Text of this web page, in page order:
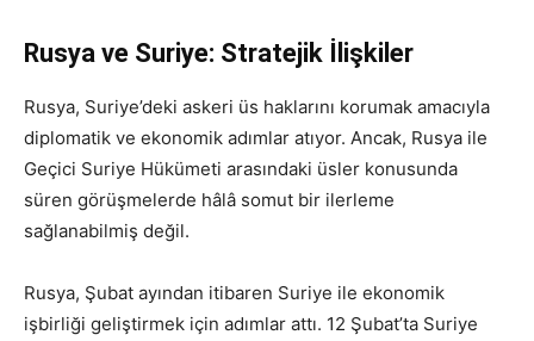
Rusya ve Suriye: Stratejik İlişkiler
Rusya, Suriye’deki askeri üs haklarını korumak amacıyla
diplomatik ve ekonomik adımlar atıyor. Ancak, Rusya ile
Geçici Suriye Hükümeti arasındaki üsler konusunda
süren görüşmelerde hâlâ somut bir ilerleme
sağlanabilmiş değil.
Rusya, Şubat ayından itibaren Suriye ile ekonomik
işbirliği geliştirmek için adımlar attı. 12 Şubat’ta Suriye